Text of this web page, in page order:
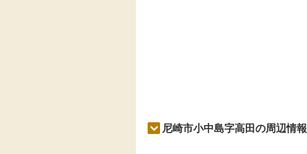
尼崎市小中島字高田の周辺情報